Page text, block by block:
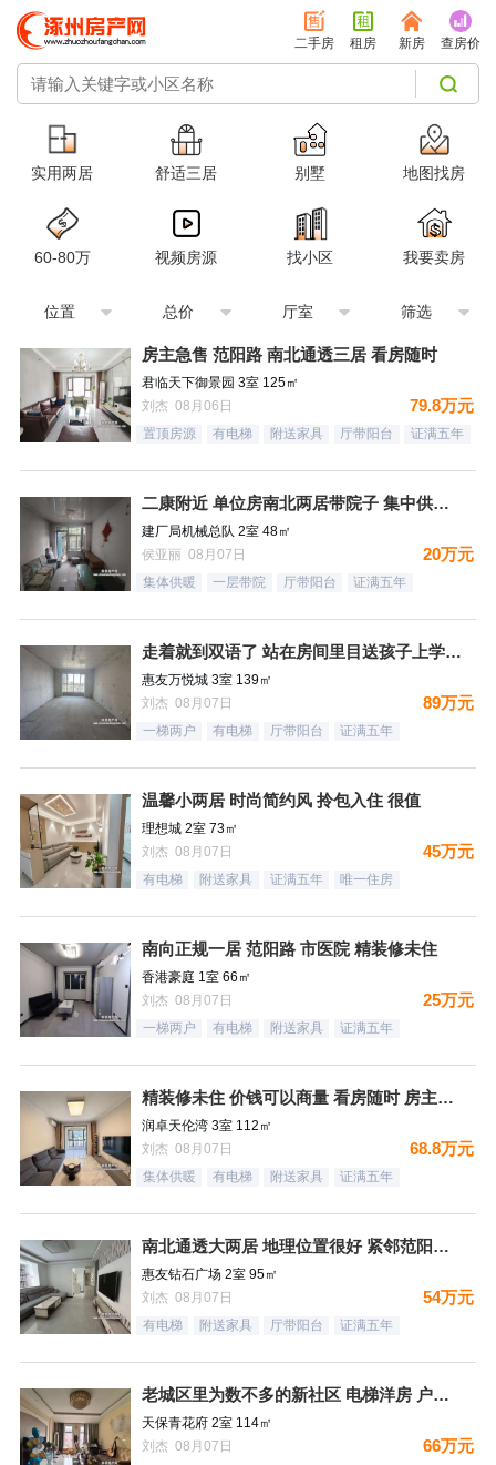
二手房 租房 新房 查房价
实用两居 舒适三居 别墅 地图找房
60-80万 视频房源 找小区 我要卖房
位置 总价 厅室 筛选
房主急售 范阳路 南北通透三居 看房随时
君临天下御景园 3室 125㎡
刘杰 08月06日
79.8万元
置顶房源 有电梯 附送家具 厅带阳台 证满五年
二康附近 单位房南北两居带院子 集中供暖税费低
建厂局机械总队 2室 48㎡
侯亚丽 08月07日
20万元
集体供暖 一层带院 厅带阳台 证满五年
走着就到双语了 站在房间里目送孩子上学是一件多么幸福的事情
惠友万悦城 3室 139㎡
刘杰 08月07日
89万元
一梯两户 有电梯 厅带阳台 证满五年
温馨小两居 时尚简约风 拎包入住 很值
理想城 2室 73㎡
刘杰 08月07日
45万元
有电梯 附送家具 证满五年 唯一住房
南向正规一居 范阳路 市医院 精装修未住
香港豪庭 1室 66㎡
刘杰 08月07日
25万元
一梯两户 有电梯 附送家具 证满五年
精装修未住 价钱可以商量 看房随时 房主诚意出售
润卓天伦湾 3室 112㎡
刘杰 08月07日
68.8万元
集体供暖 有电梯 附送家具 证满五年
南北通透大两居 地理位置很好 紧邻范阳路 出门钻石广场 生
惠友钻石广场 2室 95㎡
刘杰 08月07日
54万元
有电梯 附送家具 厅带阳台 证满五年
老城区里为数不多的新社区 电梯洋房 户型方正
天保青花府 2室 114㎡
刘杰 08月07日
66万元